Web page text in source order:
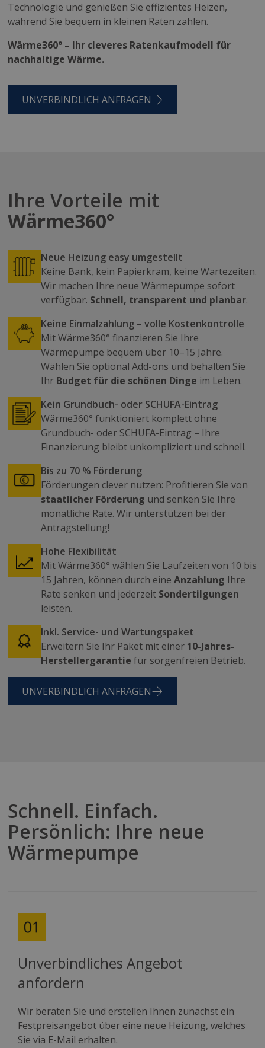
Technologie und genießen Sie effizientes Heizen,
während Sie bequem in kleinen Raten zahlen.
Wärme360° – Ihr cleveres Ratenkaufmodell für
nachhaltige Wärme.
UNVERBINDLICH ANFRAGEN
Ihre Vorteile mit
Wärme360°
Neue Heizung easy umgestellt
Keine Bank, kein Papierkram, keine Wartezeiten.
Wir machen Ihre neue Wärmepumpe sofort
verfügbar. Schnell, transparent und planbar.
Keine Einmalzahlung – volle Kostenkontrolle
Mit Wärme360° finanzieren Sie Ihre
Wärmepumpe bequem über 10–15 Jahre.
Wählen Sie optional Add-ons und behalten Sie
Ihr Budget für die schönen Dinge im Leben.
Kein Grundbuch- oder SCHUFA-Eintrag
Wärme360° funktioniert komplett ohne
Grundbuch- oder SCHUFA-Eintrag – Ihre
Finanzierung bleibt unkompliziert und schnell.
Bis zu 70 % Förderung
Förderungen clever nutzen: Profitieren Sie von
staatlicher Förderung und senken Sie Ihre
monatliche Rate. Wir unterstützen bei der
Antragstellung!
Hohe Flexibilität
Mit Wärme360° wählen Sie Laufzeiten von 10 bis
15 Jahren, können durch eineAnzahlung Ihre
Rate senken und jederzeit Sondertilgungen
leisten.
Inkl. Service- und Wartungspaket
Erweitern Sie Ihr Paket mit einer 10-Jahres-
Herstellergarantie für sorgenfreien Betrieb.
UNVERBINDLICH ANFRAGEN
Schnell. Einfach.
Persönlich: Ihre neue
Wärmepumpe
Unverbindliches Angebot
anfordern
Wir beraten Sie und erstellen Ihnen zunächst ein
Festpreisangebot über eine neue Heizung, welches
Sie via E-Mail erhalten.